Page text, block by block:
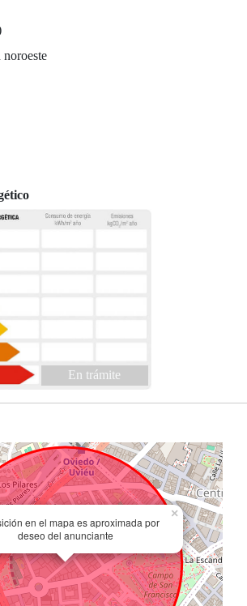
En trámite
en el mapa es aproximada por
deseo del anunciante
×